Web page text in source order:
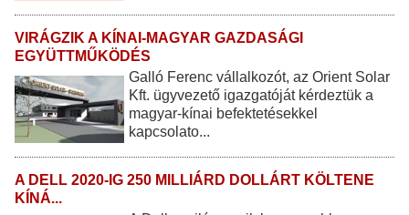
VIRÁGZIK A KÍNAI-MAGYAR GAZDASÁGI
EGYÜTTMŰKÖDÉS
Galló Ferenc vállalkozót, az Orient Solar
Kft. ügyvezető igazgatóját kérdeztük a
magyar-kínai befektetésekkel
kapcsolato...
A DELL 2020-IG 250 MILLIÁRD DOLLÁRT KÖLTENE
KÍNÁ...